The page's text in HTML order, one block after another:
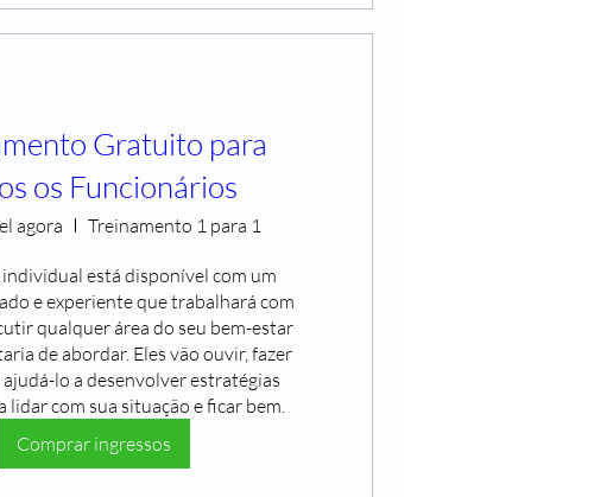
Gratuito para
os Funcionários
agora Treinamento 1 para 1
está disponível com um
e experiente que trabalhará com
qualquer área do seu bem-estar
de abordar. Eles vão ouvir, fazer
lo a desenvolver estratégias
lidar com sua situação e ficar bem.
Comprar ingressos